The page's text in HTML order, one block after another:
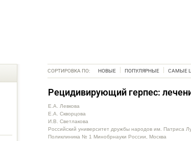
СОРТИРОВКА ПО: НОВЫЕ ПОПУЛЯРНЫЕ САМЫЕ
Рецидивирующий герпес:
Е.А. Левкова
Е.А. Скворцова
И.В. Светлакова
Российский университет дружбы народов им. Патриса
Поликлиника № 1 Минобрнауки России, Москва